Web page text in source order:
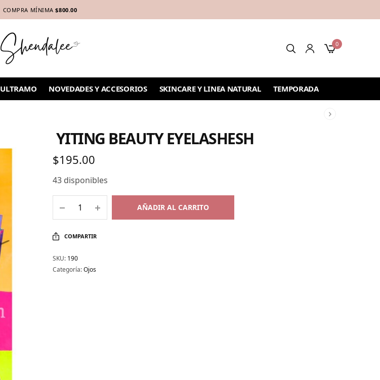
COMPRA MÍNIMA $800.00
0
ULTRAMO NOVEDADES Y ACCESORIOS SKINCARE Y LINEA NATURAL TEMPORADA
YITING BEAUTY EYELASHESH
$195.00
43 disponibles
AÑADIR AL CARRITO
COMPARTIR
SKU: 190
Categoría:Ojos